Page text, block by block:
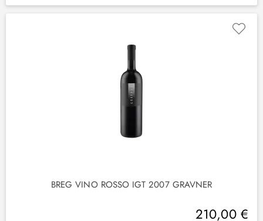
BREG VINO ROSSO IGT 2007 GRAVNER
210,00 €